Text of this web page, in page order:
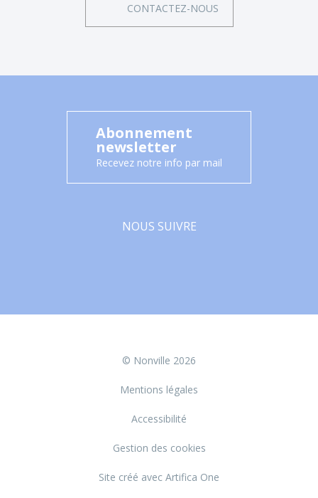
CONTACTEZ-NOUS
Abonnement
newsletter
Recevez notre info par mail
NOUS SUIVRE
© Nonville 2026
Mentions légales
Accessibilité
Gestion des cookies
Site créé avec Artifica One